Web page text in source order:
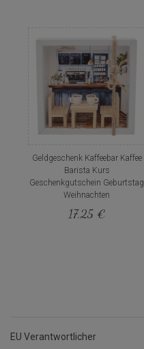
Geldgeschenk Kaffeebar Kaffee
Barista Kurs
Geschenkgutschein Geburtstag
Weihnachten
17,25 €
EU Verantwortlicher